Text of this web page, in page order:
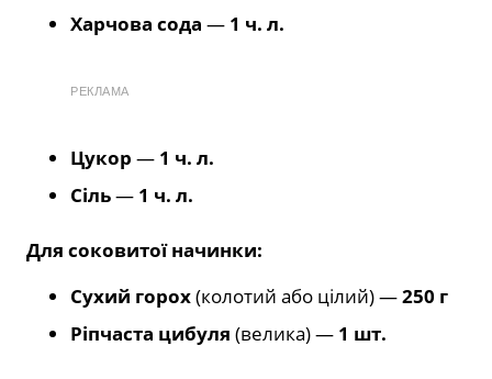
Харчова сода — 1 ч. л.
РЕКЛАМА
Цукор — 1 ч. л.
Сіль— 1 ч. л.
Для соковитої начинки:
Сухий горох(колотий або цілий) —250 г
Ріпчаста цибуля (велика) — 1 шт.